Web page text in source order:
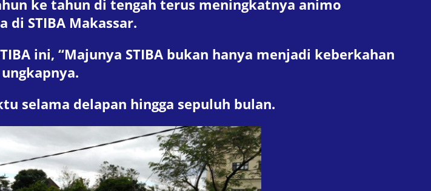
ke tahun di tengah terus meningkatnya animo
STIBA Makassar.
ini, “Majunya STIBA bukan hanya menjadi keberkahan
selama delapan hingga sepuluh bulan.